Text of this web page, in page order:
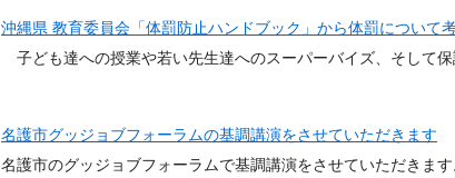
沖縄県 教育委員会「体罰防止ハンドブック」から体罰について
子ども達への授業や若い先生達へのスーパーバイズ、そして
名護市グッジョブフォーラムの基調講演をさせていただきます
名護市のグッジョブフォーラムで基調講演をさせていただきま